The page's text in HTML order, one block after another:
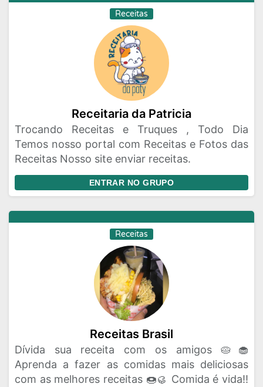
Receitas
Receitaria da Patricia
Trocando Receitas e Truques , Todo Dia
Temos nosso portal com Receitas e Fotos das
Receitas Nosso site enviar receitas.
ENTRAR NO GRUPO
Receitas
Receitas Brasil
Dívida sua receita com os amigos 🥧🧁
Aprenda a fazer as comidas mais deliciosas
com as melhores receitas 🍩🥮 Comida é vida!!